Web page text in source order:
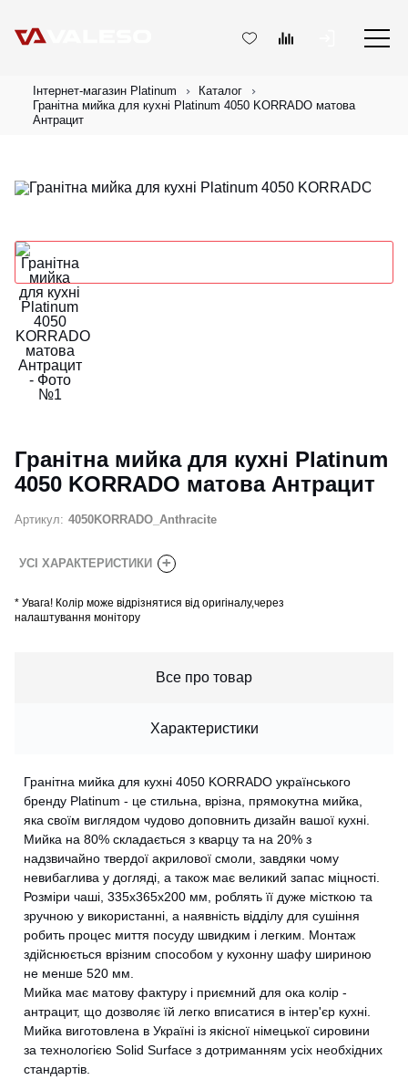
Інтернет-магазин Platinum
Каталог
Гранітна мийка для кухні Platinum 4050 KORRADO матова
Антрацит
Гранітна мийка для кухні Platinum
4050 KORRADO матова Антрацит
Артикул: 4050KORRADO_Anthracite
УСІ ХАРАКТЕРИСТИКИ +
* Увага! Колір може відрізнятися від оригіналу,через
налаштування монітору
Все про товар
Характеристики
Гранітна мийка для кухні 4050 KORRADO українського
бренду Platinum - це стильна, врізна, прямокутна мийка,
яка своїм виглядом чудово доповнить дизайн вашої кухні.
Мийка на 80% складається з кварцу та на 20% з
надзвичайно твердої акрилової смоли, завдяки чому
невибаглива у догляді, а також має великий запас міцності.
Розміри чаші, 335х365х200 мм, роблять її дуже місткою та
зручною у використанні, а наявність відділу для сушіння
робить процес миття посуду швидким і легким. Монтаж
здійснюється врізним способом у кухонну шафу шириною
не менше 520 мм.
Мийка має матову фактуру і приємний для ока колір -
антрацит, що дозволяє їй легко вписатися в інтер'єр кухні.
Мийка виготовлена ​​в Україні із якісної німецької сировини
за технологією Solid Surface з дотриманням усіх необхідних
стандартів.